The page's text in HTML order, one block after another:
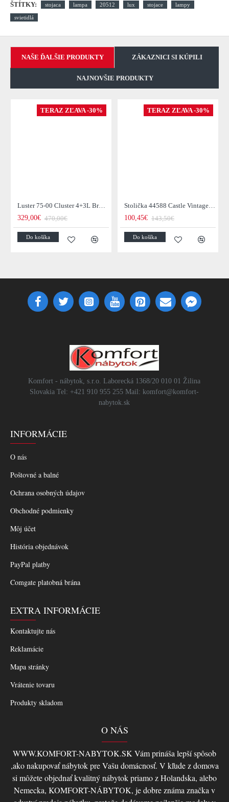
ŠTÍTKY: stojaca lampa 20512 lux stojace lampy
svietidlá
NAŠE ĎALŠIE PRODUKTY ZÁKAZNICI SI KÚPILI
NAJNOVŠIE PRODUKTY
TERAZ ZĽAVA -30%
Luster 75-00 Cluster 4+3L Brown + Jantar Glass
329,00€ 470,00€
Do košíka
TERAZ ZĽAVA -30%
Stolička 44588 Castle Vintage Black
100,45€ 143,50€
Do košíka
Komfort - nábytok, s.r.o. Laborecká 1368/20 010 01 Žilina
Slovakia Tel: +421 910 955 255 Mail: komfort@komfort-
nabytok.sk
INFORMÁCIE
O nás
Poštovné a balné
Ochrana osobných údajov
Obchodné podmienky
Môj účet
História objednávok
PayPal platby
Comgate platobná brána
EXTRA INFORMÁCIE
Kontaktujte nás
Reklamácie
Mapa stránky
Vrátenie tovaru
Produkty skladom
O NÁS
WWW.KOMFORT-NABYTOK.SK Vám prináša lepší spôsob
,ako nakupovať nábytok pre Vašu domácnosť. V kľude z domova
si môžete objednať kvalitný nábytok priamo z Holandska, alebo
Nemecka, KOMFORT-NÁBYTOK, je dobre známa značka v